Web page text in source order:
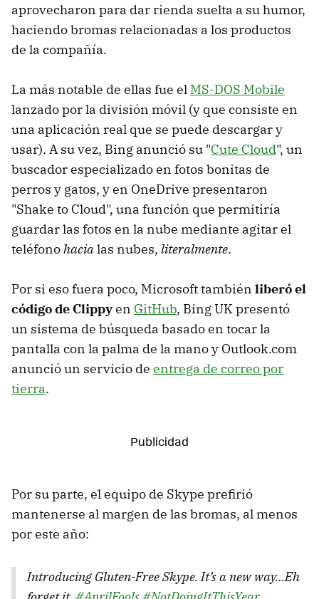
aprovecharon para dar rienda suelta a su humor,
haciendo bromas relacionadas a los productos
de la compañía.
La más notable de ellas fue el MS-DOS Mobile
lanzado por la división móvil (y que consiste en
una aplicación real que se puede descargar y
usar). A su vez, Bing anunció su "Cute Cloud", un
buscador especializado en fotos bonitas de
perros y gatos, y en OneDrive presentaron
"Shake to Cloud", una función que permitiría
guardar las fotos en la nube mediante agitar el
teléfonohacialas nubes, literalmente.
Por si eso fuera poco, Microsoft también liberó el
código de Clippyen GitHub, Bing UK presentó
un sistema de búsqueda basado en tocar la
pantalla con la palma de la mano y Outlook.com
anunció un servicio de entrega de correo por
tierra.
Por su parte, el equipo de Skype prefirió
mantenerse al margen de las bromas, al menos
por este año:
Introducing Gluten-Free Skype. It’s a new way…Eh